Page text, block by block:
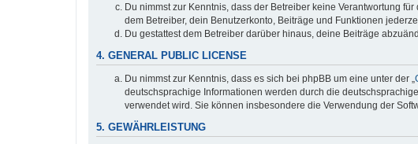
Du nimmst zur Kenntnis, dass der Betreiber keine Verantwortung
dem Betreiber, dein Benutzerkonto, Beiträge und Funktionen
Du gestattest dem Betreiber darüber hinaus, deine Beiträge
4. GENERAL PUBLIC LICENSE
Du nimmst zur Kenntnis, dass es sich bei phpBB um eine unter der „
deutschsprachige Informationen werden durch die
verwendet wird. Sie können insbesondere die Verwendung der
5. GEWÄHRLEISTUNG